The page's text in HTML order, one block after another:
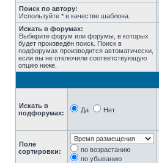
Поиск по автору:
Используйте * в качестве шаблона.
Искать в форумах:
Выберите форум или форумы, в которых
будет произведён поиск. Поиск в
подфорумах производится автоматически,
если вы не отключили соответствующую
опцию ниже.
Искать в
подфорумах:
Да Нет
Поле
сортировки:
по возрастанию
по убыванию